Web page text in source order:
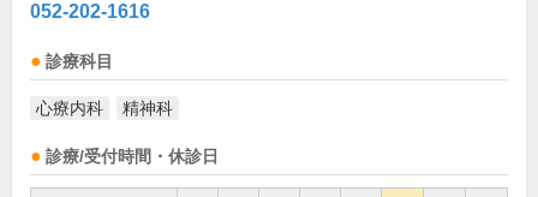
052-202-1616
診療科目
心療内科 精神科
診療/受付時間・休診日